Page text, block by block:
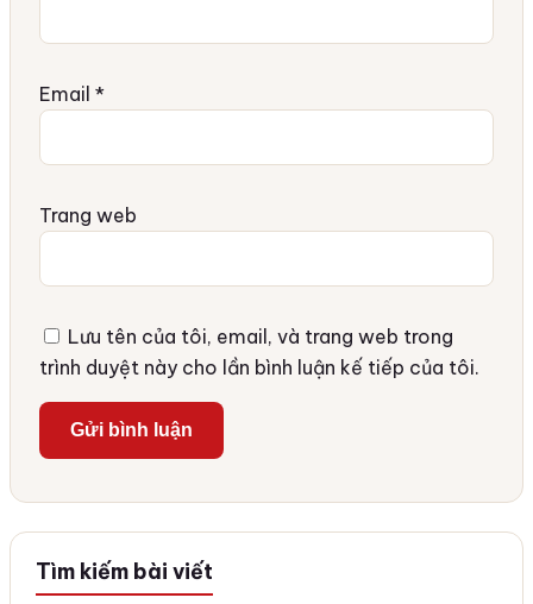
Email *
Trang web
Lưu tên của tôi, email, và trang web trong
trình duyệt này cho lần bình luận kế tiếp của tôi.
Tìm kiếm bài viết